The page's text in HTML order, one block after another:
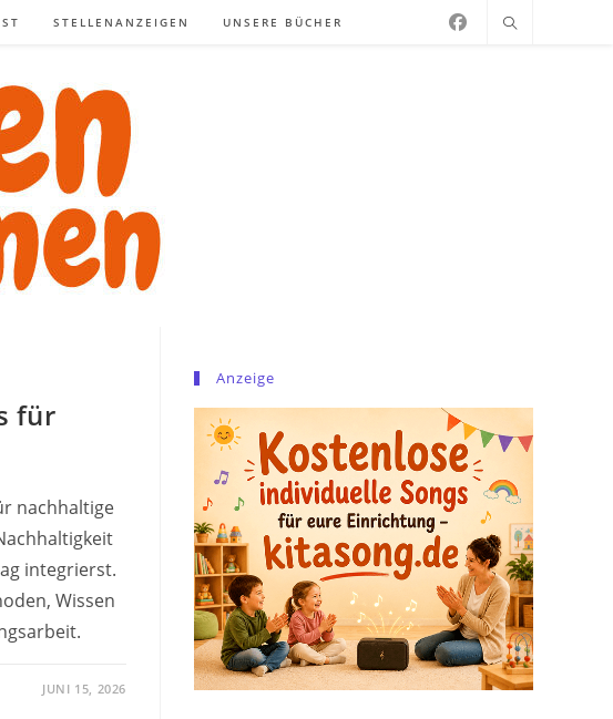
STELLENANZEIGEN UNSERE BÜCHER
für
nachhaltige
integrierst.
Wissen
JUNI 15, 2026
Anzeige